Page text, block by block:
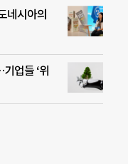
네시아의
업들 ‘위